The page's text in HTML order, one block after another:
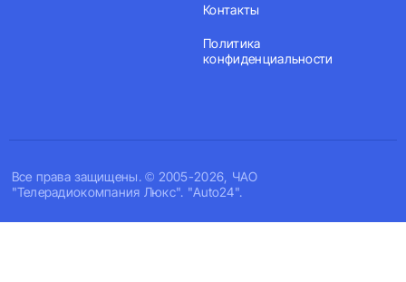
Все права защищены. © 2005-2026, ЧАО
"Телерадиокомпания Люкс". "Auto24".
Контакты
Политика
конфиденциальности